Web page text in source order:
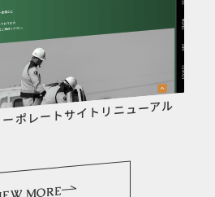
ポレートサイトリニューアル